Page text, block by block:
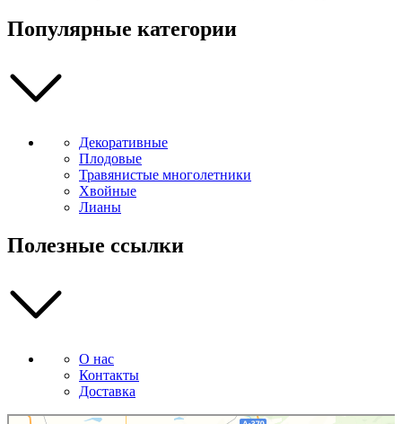
Популярные категории
Декоративные
Плодовые
Травянистые многолетники
Хвойные
Лианы
Полезные ссылки
О нас
Контакты
Доставка
Божур